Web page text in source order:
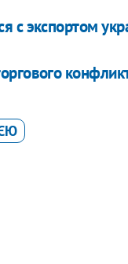
с экспортом